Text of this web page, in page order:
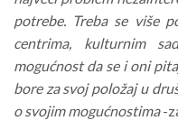
potrebe. Treba se više
centrima, kulturnim
mogućnost da se i oni
bore za svoj položaj u
o svojim mogućnostima-